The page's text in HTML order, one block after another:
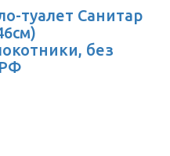
туалет Санитар
без